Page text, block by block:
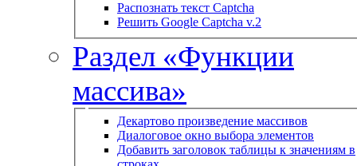
Распознать текст Captcha
Решить Google Captcha v.2
Раздел «Функции
массива»
Декартово произведение массивов
Диалоговое окно выбора элементов
Добавить заголовок таблицы к значениям в